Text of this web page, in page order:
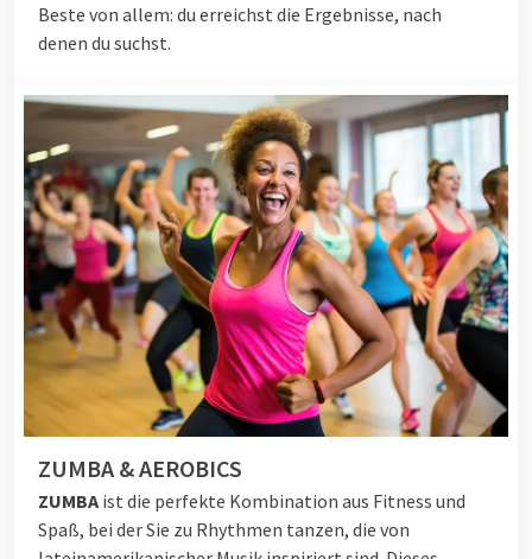
Beste von allem: du erreichst die Ergebnisse, nach
denen du suchst.
ZUMBA & AEROBICS
ZUMBA ist die perfekte Kombination aus Fitness und
Spaß, bei der Sie zu Rhythmen tanzen, die von